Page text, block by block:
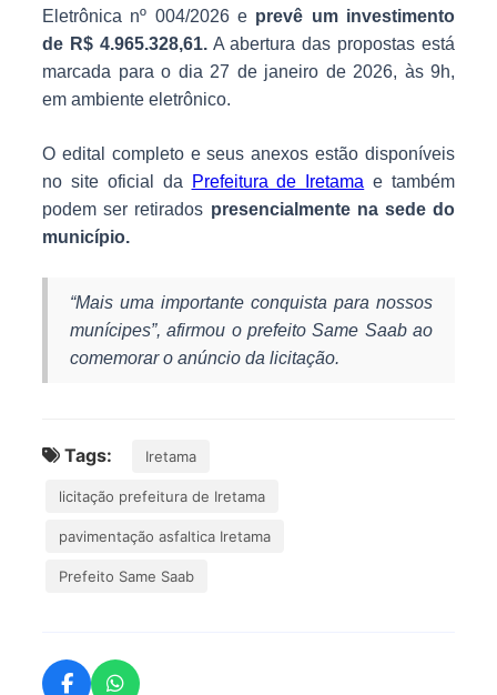
Eletrônica nº 004/2026 e prevê um investimento
de R$ 4.965.328,61.A abertura das propostas está
marcada para o dia 27 de janeiro de 2026, às 9h,
em ambiente eletrônico.
O edital completo e seus anexos estão disponíveis
no site oficial da
Prefeitura de Iretama e também
podem ser retirados presencialmente na sede do
município.
“Mais uma importante conquista para nossos
munícipes”, afirmou o prefeito Same Saab ao
comemorar o anúncio da licitação.
Tags: Iretama
licitação prefeitura de Iretama
pavimentação asfaltica Iretama
Prefeito Same Saab